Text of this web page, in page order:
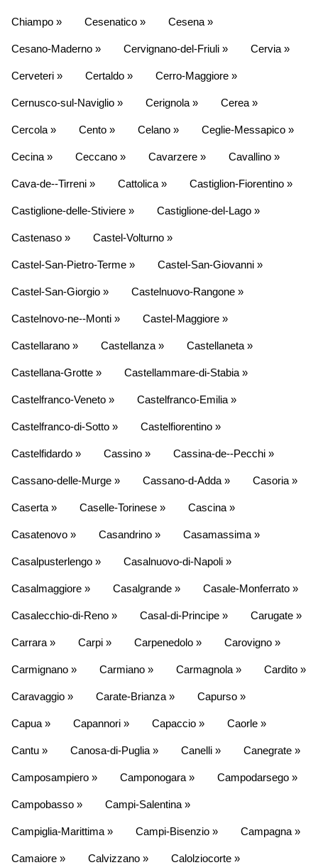
Chiampo » Cesenatico » Cesena »
Cesano-Maderno » Cervignano-del-Friuli » Cervia »
Cerveteri » Certaldo » Cerro-Maggiore »
Cernusco-sul-Naviglio » Cerignola » Cerea »
Cercola » Cento » Celano » Ceglie-Messapico »
Cecina » Ceccano » Cavarzere » Cavallino »
Cava-de--Tirreni » Cattolica » Castiglion-Fiorentino »
Castiglione-delle-Stiviere » Castiglione-del-Lago »
Castenaso » Castel-Volturno »
Castel-San-Pietro-Terme » Castel-San-Giovanni »
Castel-San-Giorgio » Castelnuovo-Rangone »
Castelnovo-ne--Monti » Castel-Maggiore »
Castellarano » Castellanza » Castellaneta »
Castellana-Grotte » Castellammare-di-Stabia »
Castelfranco-Veneto » Castelfranco-Emilia »
Castelfranco-di-Sotto » Castelfiorentino »
Castelfidardo » Cassino » Cassina-de--Pecchi »
Cassano-delle-Murge » Cassano-d-Adda » Casoria »
Caserta » Caselle-Torinese » Cascina »
Casatenovo » Casandrino » Casamassima »
Casalpusterlengo » Casalnuovo-di-Napoli »
Casalmaggiore » Casalgrande » Casale-Monferrato »
Casalecchio-di-Reno » Casal-di-Principe » Carugate »
Carrara » Carpi » Carpenedolo » Carovigno »
Carmignano » Carmiano » Carmagnola » Cardito »
Caravaggio » Carate-Brianza » Capurso »
Capua » Capannori » Capaccio » Caorle »
Cantu » Canosa-di-Puglia » Canelli » Canegrate »
Camposampiero » Camponogara » Campodarsego »
Campobasso » Campi-Salentina »
Campiglia-Marittima » Campi-Bisenzio » Campagna »
Camaiore » Calvizzano » Calolziocorte »